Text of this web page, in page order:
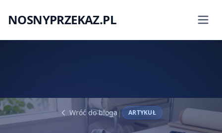
NOSNYPRZEKAZ.PL
Wróć do bloga| ARTYKUŁ